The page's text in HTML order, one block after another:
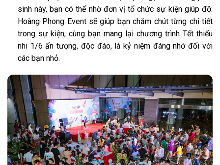
sinh này, bạn có thể nhờ đơn vị tổ chức sự kiện giúp đỡ.
Hoàng Phong Event sẽ giúp bạn chăm chút từng chi tiết
trong sự kiện, cùng bạn mang lại chương trình Tết thiếu
nhi 1/6 ấn tượng, độc đáo, là kỷ niệm đáng nhớ đối với
các bạn nhỏ.